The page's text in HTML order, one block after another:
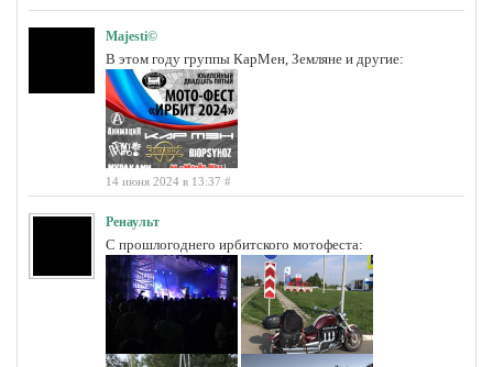
Majesti©
В этом году группы КарМен, Земляне и другие:
14 июня 2024 в 13:37 #
Ренаульт
С прошлогоднего ирбитского мотофеста: